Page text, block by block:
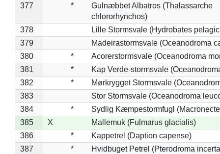
377
*
Gulnæbbet Albatros (Thalassarche
chlororhynchos)
378
Lille Stormsvale (Hydrobates
379
Madeirastormsvale (Oceanodroma
380
*
Acorerstormsvale (Oceanodroma
381
*
Kap Verde-stormsvale
382
*
Mørkrygget Stormsvale
383
Stor Stormsvale (Oceanodroma
384
*
Sydlig Kæmpestormfugl
385
X
Mallemuk (Fulmarus glacialis)
386
*
Kappetrel (Daption capense)
387
*
Hvidbuget Petrel (Pterodroma